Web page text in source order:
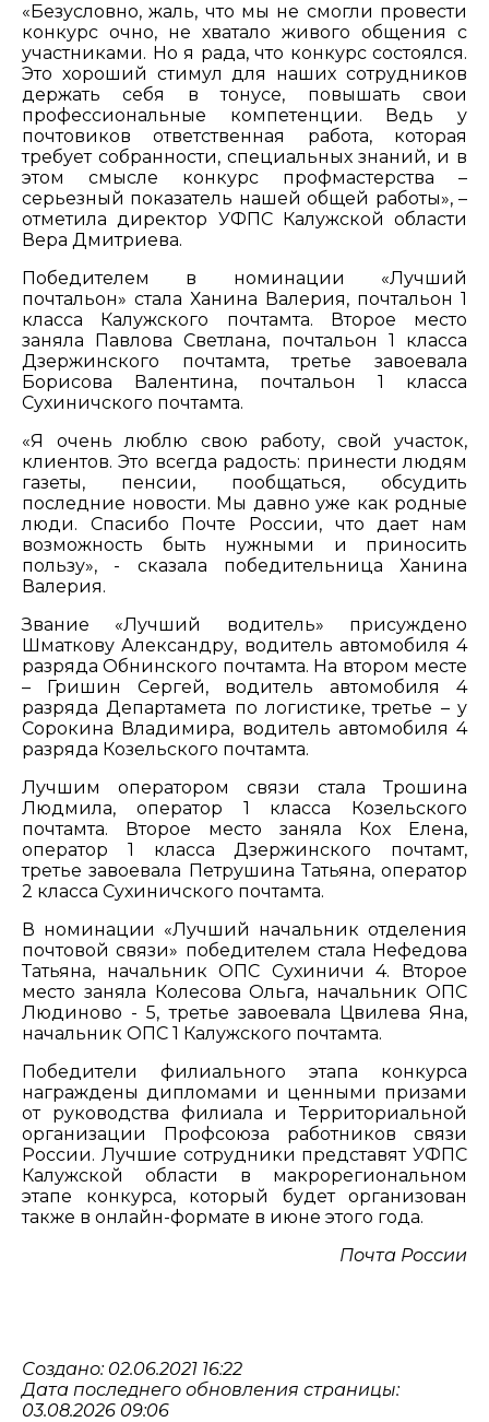
«Безусловно, жаль, что мы не смогли провести
конкурс очно, не хватало живого общения с
участниками. Но я рада, что конкурс состоялся.
Это хороший стимул для наших сотрудников
держать себя в тонусе, повышать свои
профессиональные компетенции. Ведь у
почтовиков ответственная работа, которая
требует собранности, специальных знаний, и в
этом смысле конкурс профмастерства –
серьезный показатель нашей общей работы», –
отметила директор УФПС Калужской области
Вера Дмитриева.
Победителем в номинации «Лучший
почтальон» стала Ханина Валерия, почтальон 1
класса Калужского почтамта. Второе место
заняла Павлова Светлана, почтальон 1 класса
Дзержинского почтамта, третье завоевала
Борисова Валентина, почтальон 1 класса
Сухиничского почтамта.
«Я очень люблю свою работу, свой участок,
клиентов. Это всегда радость: принести людям
газеты, пенсии, пообщаться, обсудить
последние новости. Мы давно уже как родные
люди. Спасибо Почте России, что дает нам
возможность быть нужными и приносить
пользу», - сказала победительница Ханина
Валерия.
Звание «Лучший водитель» присуждено
Шматкову Александру, водитель автомобиля 4
разряда Обнинского почтамта. На втором месте
– Гришин Сергей, водитель автомобиля 4
разряда Департамета по логистике, третье – у
Сорокина Владимира, водитель автомобиля 4
разряда Козельского почтамта.
Лучшим оператором связи стала Трошина
Людмила, оператор 1 класса Козельского
почтамта. Второе место заняла Кох Елена,
оператор 1 класса Дзержинского почтамт,
третье завоевала Петрушина Татьяна, оператор
2 класса Сухиничского почтамта.
В номинации «Лучший начальник отделения
почтовой связи» победителем стала Нефедова
Татьяна, начальник ОПС Сухиничи 4. Второе
место заняла Колесова Ольга, начальник ОПС
Людиново - 5, третье завоевала Цвилева Яна,
начальник ОПС 1 Калужского почтамта.
Победители филиального этапа конкурса
награждены дипломами и ценными призами
от руководства филиала и Территориальной
организации Профсоюза работников связи
России. Лучшие сотрудники представят УФПС
Калужской области в макрорегиональном
этапе конкурса, который будет организован
также в онлайн-формате в июне этого года.
Почта России
Создано: 02.06.2021 16:22
Дата последнего обновления страницы:
03.08.2026 09:06